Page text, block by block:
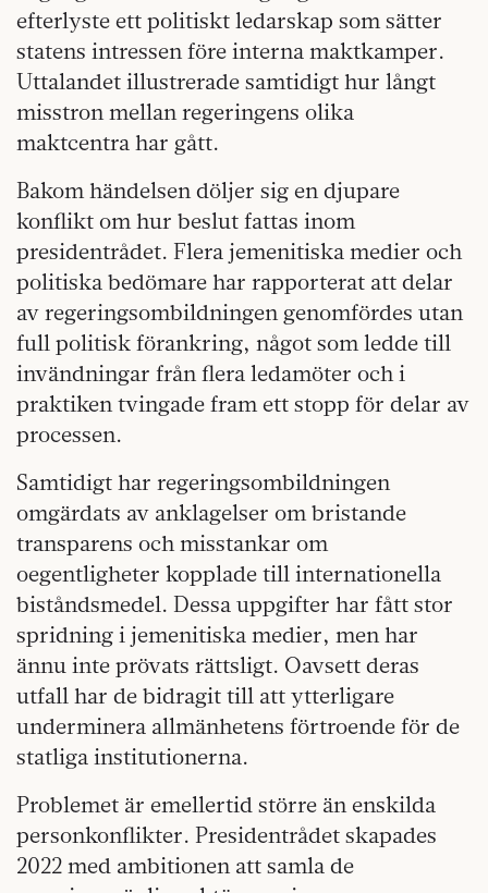
efterlyste ett politiskt ledarskap som sätter
statens intressen före interna maktkamper.
Uttalandet illustrerade samtidigt hur långt
misstron mellan regeringens olika
maktcentra har gått.
Bakom händelsen döljer sig en djupare
konflikt om hur beslut fattas inom
presidentrådet. Flera jemenitiska medier och
politiska bedömare har rapporterat att delar
av regeringsombildningen genomfördes utan
full politisk förankring, något som ledde till
invändningar från flera ledamöter och i
praktiken tvingade fram ett stopp för delar av
processen.
Samtidigt har regeringsombildningen
omgärdats av anklagelser om bristande
transparens och misstankar om
oegentligheter kopplade till internationella
biståndsmedel. Dessa uppgifter har fått stor
spridning i jemenitiska medier, men har
ännu inte prövats rättsligt. Oavsett deras
utfall har de bidragit till att ytterligare
underminera allmänhetens förtroende för de
statliga institutionerna.
Problemet är emellertid större än enskilda
personkonflikter. Presidentrådet skapades
2022 med ambitionen att samla de